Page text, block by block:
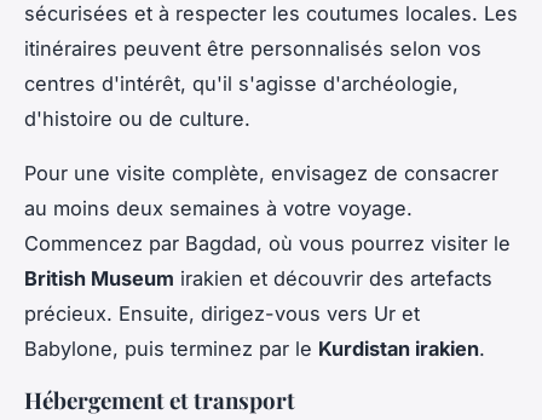
sécurisées et à respecter les coutumes locales. Les
itinéraires peuvent être personnalisés selon vos
centres d'intérêt, qu'il s'agisse d'archéologie,
d'histoire ou de culture.
Pour une visite complète, envisagez de consacrer
au moins deux semaines à votre voyage.
Commencez par Bagdad, où vous pourrez visiter le
British Museum irakien et découvrir des artefacts
précieux. Ensuite, dirigez-vous vers Ur et
Babylone, puis terminez par le Kurdistan irakien.
Hébergement et transport